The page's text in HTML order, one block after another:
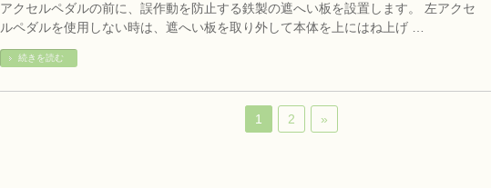
アクセルペダルの前に、誤作動を防止する鉄製の遮へい板を設置します。 左アクセ
ルペダルを使用しない時は、遮へい板を取り外して本体を上にはね上げ …
続きを読む
1 2 »